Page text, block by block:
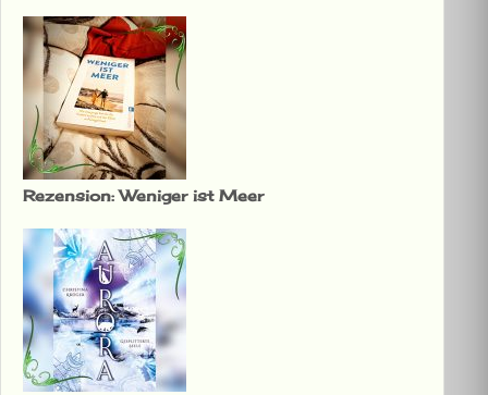
Rezension: Weniger ist Meer